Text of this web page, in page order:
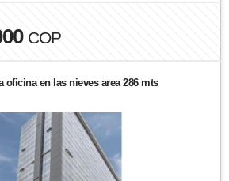
COP
oficina en las nieves area 286 mts